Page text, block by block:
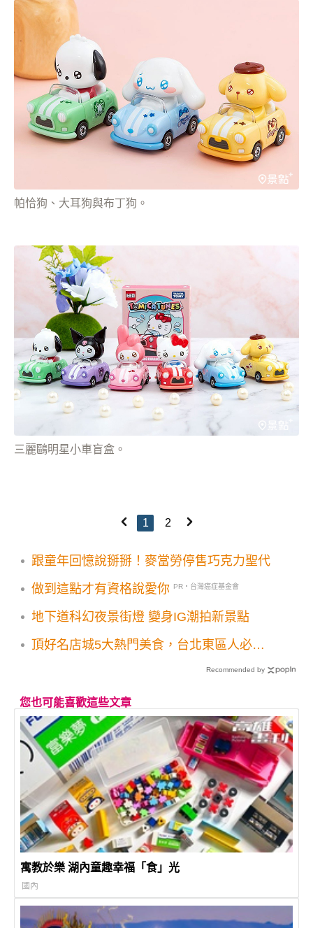
帕恰狗、大耳狗與布丁狗。
三麗鷗明星小車盲盒。
1 2
跟童年回憶說掰掰！麥當勞停售巧克力聖代
做到這點才有資格說愛你 PR・台灣癌症基金會
地下道科幻夜景街燈 變身IG潮拍新景點
頂好名店城5大熱門美食，台北東區人必吃
Recommended by
您也可能喜歡這些文章
寓教於樂 湖內童趣幸福「食」光
國內